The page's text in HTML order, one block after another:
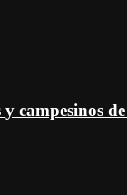
campesinos